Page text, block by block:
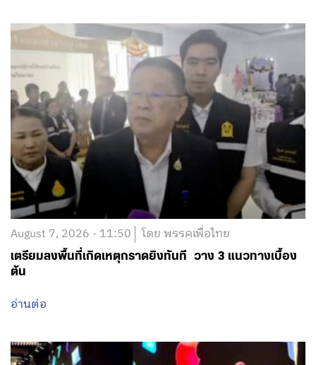
August 7, 2026 - 11:50 โดย พรรคเพื่อไทย
เตรียมลงพื้นที่เกิดเหตุกราดยิงทันที วาง 3 แนวทางเบื้อง
ต้น
อ่านต่อ